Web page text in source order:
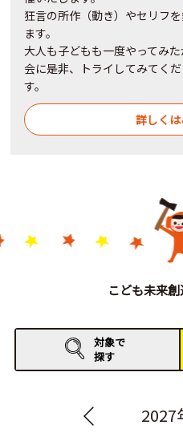
狂言の所作（動き）やセリフ
ます。
大人も子どもも一度やってみ
会に是非、トライしてみてく
す。
詳しく
こども未来
対象で
探す
2027